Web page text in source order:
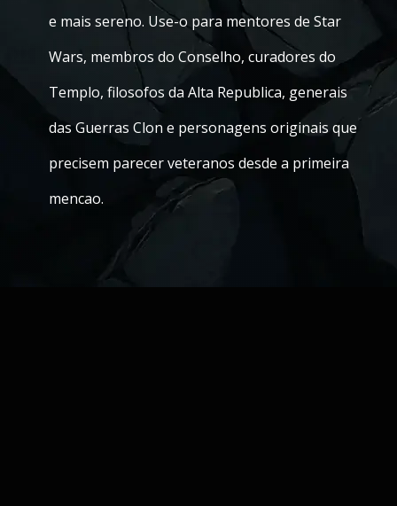
e mais sereno. Use-o para mentores de Star
Wars, membros do Conselho, curadores do
Templo, filosofos da Alta Republica, generais
das Guerras Clon e personagens originais que
precisem parecer veteranos desde a primeira
mencao.